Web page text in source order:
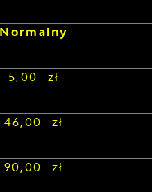
Normalny
5,00 zł
46,00 zł
90,00 zł